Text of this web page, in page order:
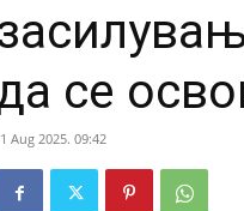
се
1 Aug 2025. 09:42